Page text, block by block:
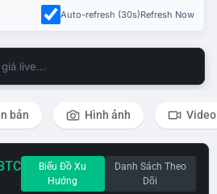
Auto-refresh (30s)Refresh Now
live...
bản Hình ảnh Video
Biểu Đồ Xu
Hướng
Danh Sách Theo
Dõi